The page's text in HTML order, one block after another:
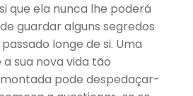
que ela nunca lhe poderá
guardar alguns segredos
longe de si. Uma
sua nova vida tão
pode despedaçar-